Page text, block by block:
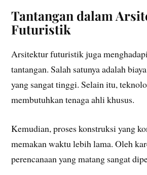
Tantangan dalam
Futuristik
Arsitektur futuristik juga
tantangan. Salah satunya adalah
yang sangat tinggi. Selain itu,
membutuhkan tenaga ahli khusus.
Kemudian, proses konstruksi yang
memakan waktu lebih lama. Oleh
perencanaan yang matang sangat